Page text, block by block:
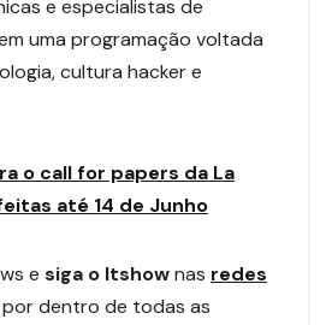
e especialistas de
uma programação voltada
cultura hacker e
o call for papers da La
até 14 de Junho
e siga o Itshownas redes
dentro de todas as